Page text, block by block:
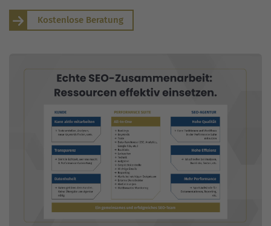
Kostenlose Beratung